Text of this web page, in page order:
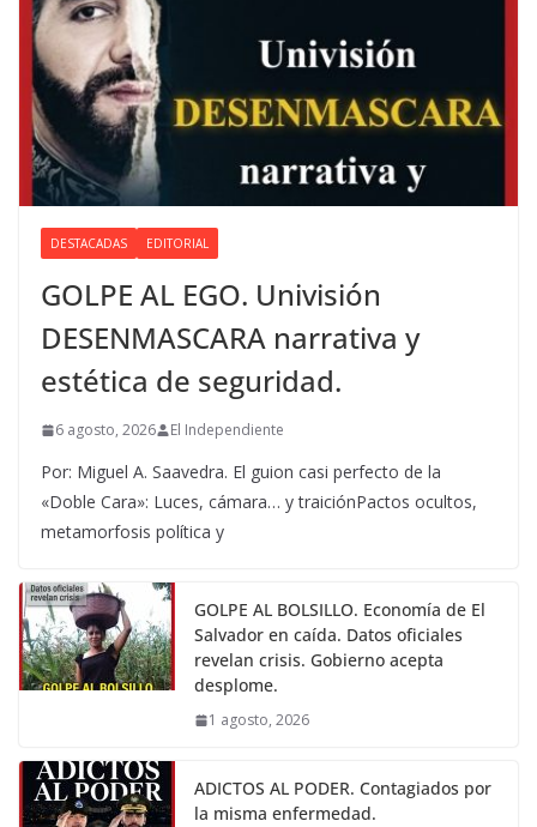
DESTACADAS EDITORIAL
GOLPE AL EGO. Univisión
DESENMASCARA narrativa y
estética de seguridad.
6 agosto, 2026 El Independiente
Por: Miguel A. Saavedra. El guion casi perfecto de la
«Doble Cara»: Luces, cámara… y traiciónPactos ocultos,
metamorfosis política y
GOLPE AL BOLSILLO. Economía de El
Salvador en caída. Datos oficiales
revelan crisis. Gobierno acepta
desplome.
1 agosto, 2026
ADICTOS AL PODER. Contagiados por
la misma enfermedad.